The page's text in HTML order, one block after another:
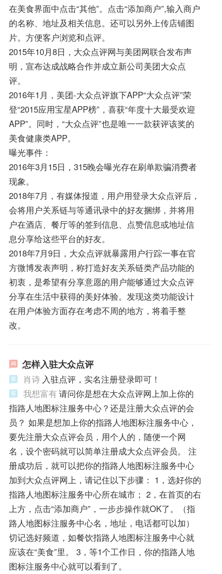
在美食界面中点击“其他”。点击“添加商户”,输入商户
的名称、地址及相关信息。还可以另外上传店铺图
片。方便客户浏览和点评。
2015年10月8日，大众点评网与美团网联合发布声
明，宣布达成战略合作并成立新公司美团大众点
评。
2016年1月，美团-大众点评旗下APP“大众点评”荣
登“2015应用宝星APP榜”，喜获“年度十大最受欢迎
APP”。同时，“大众点评”也是唯一一款获评该奖的
美食健康类APP。
曝光事件：
2016年3月15日，315晚会曝光存在刷单欺骗消费者
现象。
2018年7月，有媒体报道，用户用登录大众点评后，
会将用户关系链与等通讯录中的好友捆绑，并将用
户在酒店、餐厅等的签到信息、点赞信息或地址信
息分享给这些平台的好友。
2018年7月9日，大众点评就暴露用户行踪一事在官
方微博发表声明，称打造好友关系链类产品功能的
初衷，是希望有分享意愿的用户能够通过大众点评
分享在生活中获得的美好体验。发现这类功能设计
在用户体验方面存在考虑不周的地方，将着手整
改。
怎样入驻大众点评
肖诗 入驻点评，实名注册登录即可！
我想富有 请问你是想在大众点评网上加上你的
指路人地图标注服务中心？还是注册大众点评的会
员？ 如果是想加上你的指路人地图标注服务中心，
要先注册大众点评会员，用个人的，随便一个网
名，设个密码就可以简单注册成大众点评会员。 注
册成功后，就可以把你的指路人地图标注服务中心
加到大众点评网上，请记住以下步骤： 1，选好你的
指路人地图标注服务中心所在城市； 2，在首页的右
上方，点击“添加商户”，一步步操作就OK了。（指
路人地图标注服务中心名，地址，电话都可以加）
切记选好频道，如餐饮指路人地图标注服务中心就
应该在“美食”里。 3，等1个工作日，你的指路人地
图标注服务中心就可以看到了。